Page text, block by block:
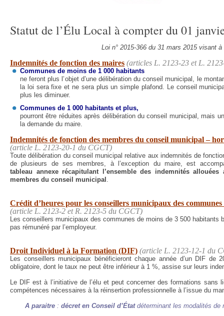
Statut de l’Élu Local à compter du 01
Loi n° 2015-366 du 31 mars 2015 visant
Indemnités de fonction des maires (articles L. 2123-23 et L.
Communes de moins de 1 000 habitants
ne feront plus l’objet d’une délibération du conseil municipal, le
la loi sera fixe et ne sera plus un simple plafond. Le conseil
plus les diminuer.
Communes de 1 000 habitants et plus,
pourront être réduites après délibération du conseil municipal, mais
la demande du maire.
Indemnités de fonction des membres du conseil municipal –
(article L. 2123-20-1 du CGCT)
Toute délibération du conseil municipal relative aux indemnités de
de plusieurs de ses membres, à l’exception du maire, est
tableau annexe récapitulant l’ensemble des indemnités allouées
membres du conseil municipal .
Crédit d’heures pour les conseillers municipaux des
(article L. 2123-2 et R. 2123-5 du CGCT)
Les conseillers municipaux des communes de moins de 3 500 habitants
pas rémunéré par l’employeur.
Droit Individuel à la Formation (DIF) (article L. 2123-12-1 du
Les conseillers municipaux bénéficieront chaque année d’un DIF
obligatoire, dont le taux ne peut être inférieur à 1 %, assise sur leurs
Le DIF est à l’initiative de l’élu et peut concerner des formations
compétences nécessaires à la réinsertion professionnelle à l’issue du
A paraitre : décret en Conseil d’État déterminant les modalités